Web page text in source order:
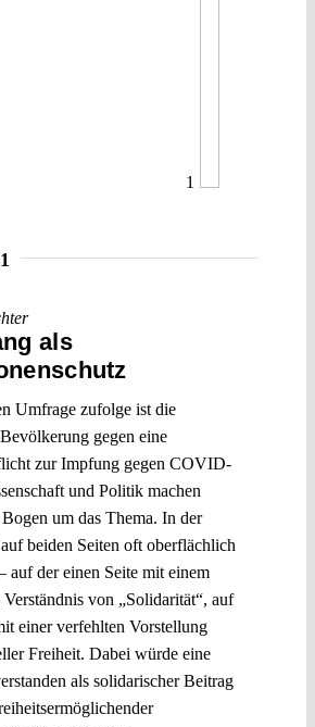
1
als
Umfrage zufolge ist die
gegen eine
zur Impfung gegen COVID-
und Politik machen
um das Thema. In der
beiden Seiten oft oberflächlich
auf der einen Seite mit einem
von „Solidarität“, auf
einer verfehlten Vorstellung
Freiheit. Dabei würde eine
als solidarischer Beitrag